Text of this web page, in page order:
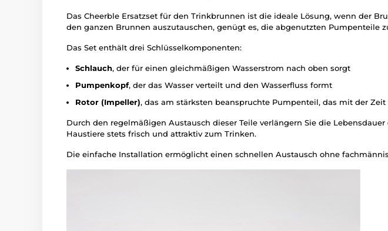
Das Cheerble Ersatzset für den Trinkbrunnen ist die ideale Lösung, wenn der
den ganzen Brunnen auszutauschen, genügt es, die abgenutzten Pumpenteile
Das Set enthält drei Schlüsselkomponenten:
Schlauch, der für einen gleichmäßigen Wasserstrom nach oben sorgt
Pumpenkopf, der das Wasser verteilt und den Wasserfluss formt
Rotor (Impeller), das am stärksten beanspruchte Pumpenteil, das mit der
Durch den regelmäßigen Austausch dieser Teile verlängern Sie die
Haustiere stets frisch und attraktiv zum Trinken.
Die einfache Installation ermöglicht einen schnellen Austausch ohne